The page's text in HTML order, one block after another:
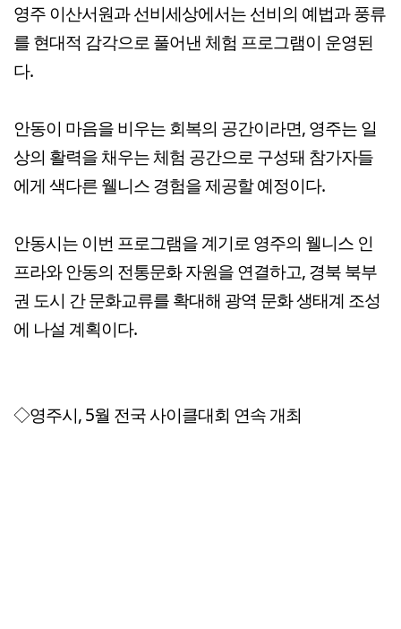
영주 이산서원과 선비세상에서는 선비의 예법과 풍류
를 현대적 감각으로 풀어낸 체험 프로그램이 운영된
다.
안동이 마음을 비우는 회복의 공간이라면, 영주는 일
상의 활력을 채우는 체험 공간으로 구성돼 참가자들
에게 색다른 웰니스 경험을 제공할 예정이다.
안동시는 이번 프로그램을 계기로 영주의 웰니스 인
프라와 안동의 전통문화 자원을 연결하고, 경북 북부
권 도시 간 문화교류를 확대해 광역 문화 생태계 조성
에 나설 계획이다.
◇영주시, 5월 전국 사이클대회 연속 개최